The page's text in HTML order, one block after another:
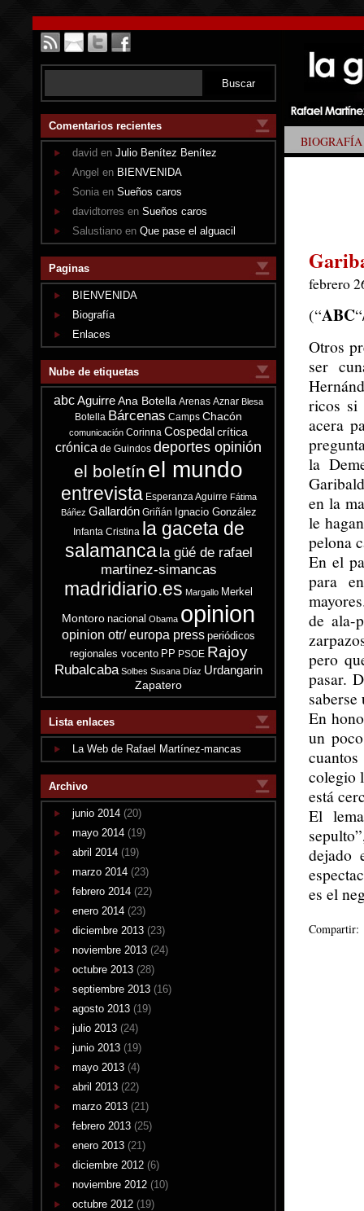
Comentarios recientes
david en Julio Benítez Benítez
Angel en BIENVENIDA
Sonia en Sueños caros
davidtorres en Sueños caros
Salustiano en Que pase el alguacil
Paginas
BIENVENIDA
Biografía
Enlaces
Nube de etiquetas
abcAguirre Ana Botella Arenas Aznar Blesa
Botella Bárcenas Camps Chacón
comunicación Corinna Cospedal crítica
crónica de Guindos deportes opinión
el boletín el mundo
entrevista Esperanza Aguirre Fátima
Báñez Gallardón Griñán Ignacio González
Infanta Cristina la gaceta de
salamanca la güé de rafael
martinez-simancas
madridiario.es Margallo Merkel
Montoro nacional Obama opinion
opinion otr/ europa press periódicos
regionales vocento PP PSOE Rajoy
Rubalcaba Solbes Susana Díaz Urdangarin
Zapatero
Lista enlaces
La Web de Rafael Martínez-mancas
Archivo
junio 2014 (20)
mayo 2014 (19)
abril 2014 (19)
marzo 2014 (23)
febrero 2014 (22)
enero 2014 (23)
diciembre 2013 (23)
noviembre 2013 (24)
octubre 2013 (28)
septiembre 2013 (16)
agosto 2013 (19)
julio 2013 (24)
junio 2013 (19)
mayo 2013 (4)
abril 2013 (22)
marzo 2013 (21)
febrero 2013 (25)
enero 2013 (21)
diciembre 2012 (6)
noviembre 2012 (10)
octubre 2012 (19)
BIOGRAFÍA
febrero
(“ABC
Otros
ser
ricos si
acera
la
en la
le
pelona
En el
para
de ala-
pero
pasar.
En
un
colegio
está
El
dejado
es el
Compartir: